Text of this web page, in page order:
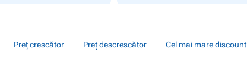
Preț crescător Preț descrescător Cel mai mare discount